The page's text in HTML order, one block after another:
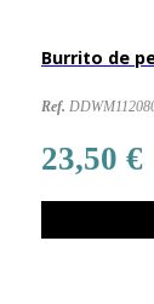
Burrito de
Ref.
23,50 €